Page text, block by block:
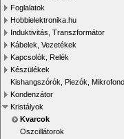
Foglalatok
Hobbielektronika.hu
Induktivitás, Transzformátor
Kábelek, Vezetékek
Kapcsolók, Relék
Készülékek
Kishangszórók, Piezók,
Kondenzátor
Kristályok
Kvarcok
Oszcillátorok